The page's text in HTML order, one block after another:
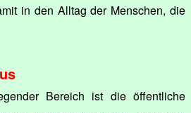
in den Alltag der Menschen, die
Bereich ist die öffentliche